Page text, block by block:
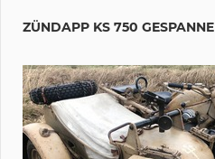
ZÜNDAPP KS 750 GESPANNE